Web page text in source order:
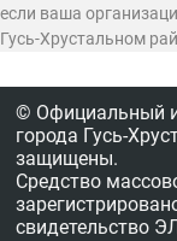
если ваша
Гусь-Хрустальном
© Официальный
города Гусь-
защищены.
Средство
свидетельство